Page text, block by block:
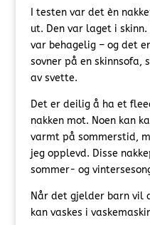
I testen var det èn
ut. Den var laget i
var behagelig – og det
sovner på en skinnsofa,
av svette.
Det er deilig å ha et
nakken mot. Noen kan
varmt på sommerstid,
jeg opplevd. Disse
sommer- og
Når det gjelder barn vil
kan vaskes i